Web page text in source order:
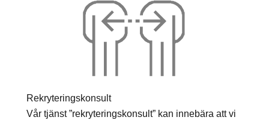
Rekryteringskonsult
Vår tjänst ”rekryteringskonsult” kan innebära att vi